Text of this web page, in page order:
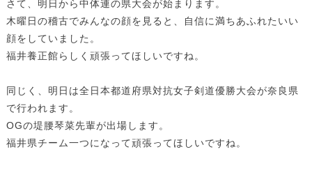
さて、明日から中体連の県大会が始まります。
木曜日の稽古でみんなの顔を見ると、自信に満ちあふれたいい
顔をしていました。
福井養正館らしく頑張ってほしいですね。
同じく、明日は全日本都道府県対抗女子剣道優勝大会が奈良県
で行われます。
OGの堤腰琴菜先輩が出場します。
福井県チーム一つになって頑張ってほしいですね。